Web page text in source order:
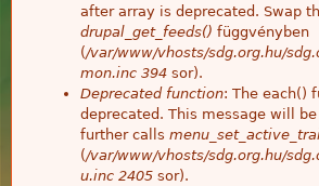
after array is deprecated. Swap
drupal_get_feeds() függvényben
(/var/www/vhosts/sdg.org.hu/
mon.inc 394 sor).
Deprecated function: The each()
deprecated. This message will
further calls
(/var/www/vhosts/sdg.org.hu/
u.inc 2405 sor).